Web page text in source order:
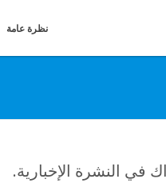
‏‏نظرة عامة
في النشرة الإخبارية.